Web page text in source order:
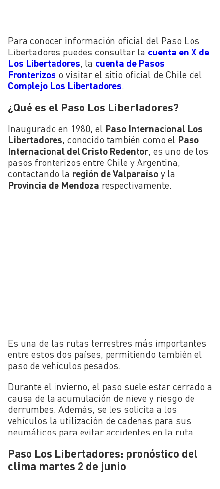
Para conocer información oficial del Paso Los
Libertadores puedes consultar la cuenta en X de
Los Libertadores, la cuenta de Pasos
Fronterizos o visitar el sitio oficial de Chile del
Complejo Los Libertadores.
¿Qué es el Paso Los Libertadores?
Inaugurado en 1980, el Paso Internacional Los
Libertadores, conocido también como el Paso
Internacional del Cristo Redentor, es uno de los
pasos fronterizos entre Chile y Argentina,
contactando la región de Valparaíso y la
Provincia de Mendoza respectivamente.
Es una de las rutas terrestres más importantes
entre estos dos países, permitiendo también el
paso de vehículos pesados.
Durante el invierno, el paso suele estar cerrado a
causa de la acumulación de nieve y riesgo de
derrumbes. Además, se les solicita a los
vehículos la utilización de cadenas para sus
neumáticos para evitar accidentes en la ruta.
Paso Los Libertadores: pronóstico del
clima martes 2 de junio